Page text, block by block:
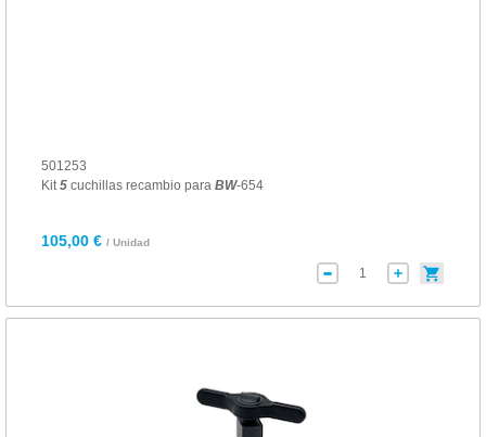
501253
Kit5cuchillas recambio para BW-654
105,00 € / Unidad